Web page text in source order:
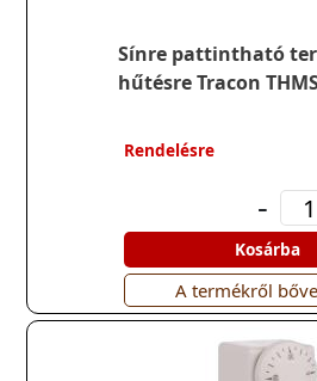
Sínre pattintható
hűtésre Tracon
Rendelésre
-
Kosárba
A termékről